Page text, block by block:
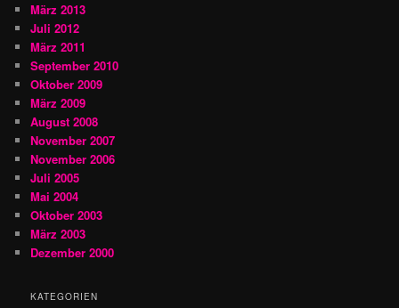
März 2013
Juli 2012
März 2011
September 2010
Oktober 2009
März 2009
August 2008
November 2007
November 2006
Juli 2005
Mai 2004
Oktober 2003
März 2003
Dezember 2000
KATEGORIEN